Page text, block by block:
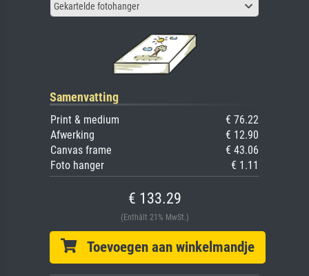
Gekartelde fotohanger
Samenvatting
Print & medium
€ 76.22
Afwerking
€ 12.90
Canvas frame
€ 43.06
Foto hanger
€ 1.11
€ 133.29
(Enthält 21% MwSt.)
Toevoegen aan winkelmandje